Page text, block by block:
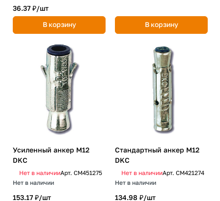
36.37 ₽/шт
В корзину
В корзину
Усиленный анкер М12
DKC
Нет в наличииАрт. CM451275
Нет в наличии
153.17 ₽/шт
Стандартный анкер М12
DKC
Нет в наличииАрт. CM421274
Нет в наличии
134.98 ₽/шт